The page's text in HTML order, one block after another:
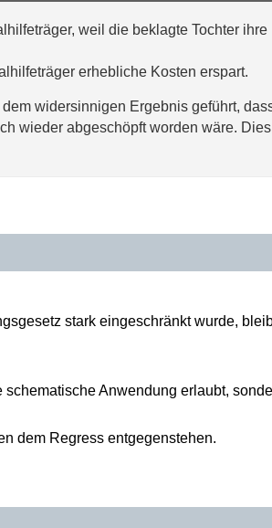
weil die beklagte Tochter ihre
erhebliche Kosten erspart.
widersinnigen Ergebnis geführt,
wieder abgeschöpft worden wäre. Dies
stark eingeschränkt wurde,
Anwendung erlaubt,
dem Regress entgegenstehen.